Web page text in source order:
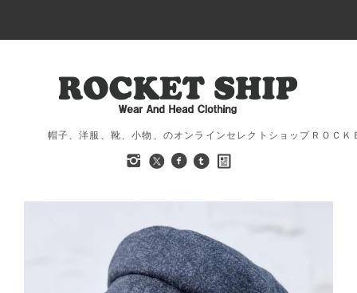
帽子、洋服、靴、小物、のオンラインセレクトショップＲＯＣ